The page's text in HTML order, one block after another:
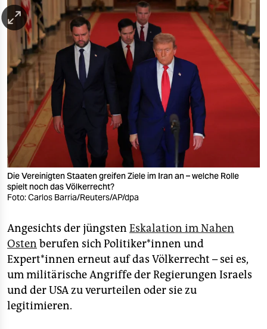
verlag
verlag
veranstaltungen
shop
fragen & hilfe
unterstützen
abo
genossenschaft
Die Vereinigten Staaten greifen Ziele im Iran an – welche Rolle
spielt noch das Völkerrecht?
Foto: Carlos Barria/Reuters/AP/dpa
Angesichts der jüngsten Eskalation im Nahen
Osten berufen sich Politiker*innen und
Expert*innen erneut auf das Völkerrecht – sei es,
um militärische Angriffe der Regierungen Israels
und der USA zu verurteilen oder sie zu
legitimieren.